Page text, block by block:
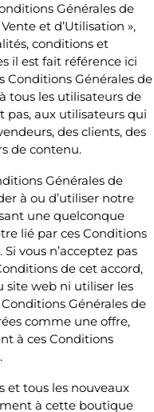
Générales de
et d’Utilisation »,
conditions et
il est fait référence ici
Conditions Générales de
tous les utilisateurs de
pas, aux utilisateurs qui
des clients, des
de contenu.
Générales de
à ou d’utiliser notre
une quelconque
lié par ces Conditions
vous n’acceptez pas
de cet accord,
site web ni utiliser les
Générales de
comme une offre,
à ces Conditions
et tous les nouveaux
à cette boutique